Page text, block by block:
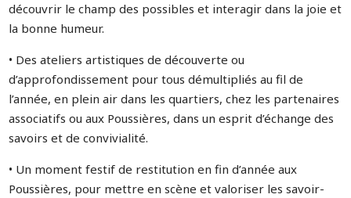
découvrir le champ des possibles et interagir dans la joie et
la bonne humeur.
• Des ateliers artistiques de découverte ou
d’approfondissement pour tous démultipliés au fil de
l’année, en plein air dans les quartiers, chez les partenaires
associatifs ou aux Poussières, dans un esprit d’échange des
savoirs et de convivialité.
• Un moment festif de restitution en fin d’année aux
Poussières, pour mettre en scène et valoriser les savoir-